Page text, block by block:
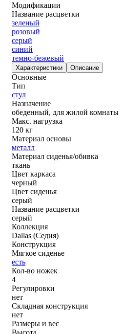
Модификации
Название расцветки
зеленый
розовый
серый
синий
темно-бежевый
Характеристики Описание
Основные
Тип
стул
Назначение
обеденный, для жилой комнаты
Макс. нагрузка
120 кг
Материал основы
металл
Материал сиденья/обивка
ткань
Цвет каркаса
черный
Цвет сиденья
серый
Название расцветки
серый
Коллекция
Dallas (Седия)
Конструкция
Мягкое сиденье
есть
Кол-во ножек
4
Регулировки
нет
Складная конструкция
нет
Размеры и вес
Высота